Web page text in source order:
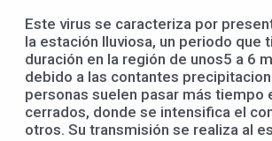
Este virus se caracteriza por
la estación lluviosa, un periodo que
duración en la región de unos5 a 6
debido a las contantes
personas suelen pasar más tiempo
cerrados, donde se intensifica el
otros. Su transmisión se realiza al